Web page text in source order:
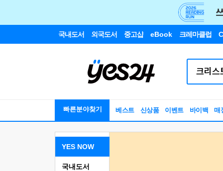
국내도서 외국도서 중고샵 eBook 크레마클럽
빠른분야찾기 베스트 신상품 이벤트 바이백 매
YES NOW
국내도서